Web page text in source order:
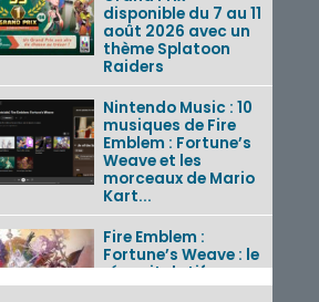
disponible du 7 au 11
août 2026 avec un
thème Splatoon
Raiders
Nintendo Music : 10
musiques de Fire
Emblem : Fortune’s
Weave et les
morceaux de Mario
Kart...
Fire Emblem :
Fortune’s Weave : le
récapitulatif
complet du Direct,